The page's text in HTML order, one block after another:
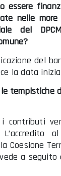
essere
nelle
del
del
la data
tempistiche
i contributi
L’accredito
Coesione
a